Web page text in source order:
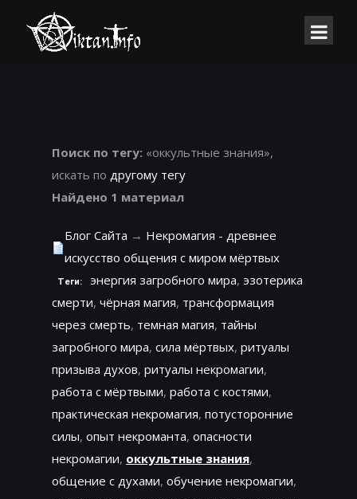
Поиск по тегу: «оккультные знания»,
искать по другому тегу
Найдено 1 материал
Блог Сайта → Некромагия - древнее
искусство общения с миром мёртвых
Теги: энергия загробного мира, эзотерика
смерти, чёрная магия, трансформация
через смерть, темная магия, тайны
загробного мира, сила мёртвых, ритуалы
призыва духов, ритуалы некромагии,
работа с мёртвыми, работа с костями,
практическая некромагия, потусторонние
силы, опыт некроманта, опасности
некромагии, оккультные знания,
общение с духами, обучение некромагии,